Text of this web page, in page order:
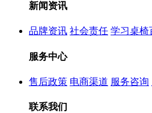
新闻资讯
品牌资讯 社会责任 学习桌椅
服务中心
售后政策 电商渠道 服务咨询
联系我们